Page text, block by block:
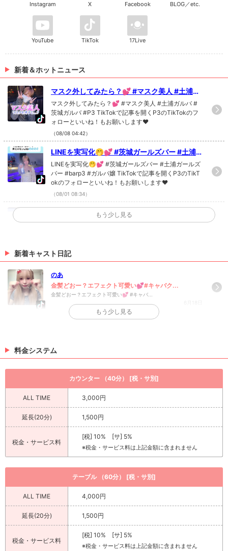
Instagram X Facebook BLOG／etc.
YouTube TikTok 17Live
新着＆ホットニュース
マスク外してみたら？💕 #マスク美人 #土浦ガ
ルバ #茨城ガルバ #P3
マスク外してみたら？💕 #マスク美人 #土浦ガルバ #
茨城ガルバ #P3 TikTokで記事を開くP3のTikTokのフ
ォローといいね！もお願いします❤
（08/08 04:42）
LINEを実写化🤭💕 #茨城ガールズバー #土浦
ガールズバー #barp3 #ガルバ嬢
LINEを実写化🤭💕 #茨城ガールズバー #土浦ガールズ
バー #barp3 #ガルバ嬢 TikTokで記事を開くP3のTikT
okのフォローといいね！もお願いします❤
（08/01 08:34）
最後に本音が...😅 #茨城ガールズバー #土浦ガ
ールズバー #barp3 #ガルバ嬢
最後に本音が...😅 #茨城ガールズバー #土浦ガールズバ
（07/28 20:57）
何回もすいません🐱💕 #茨城ガールズバー #土
浦ガールズバー #barp3 #ガルバ嬢
何回もすいません🐱💕 #茨城ガールズバー #土浦ガー
ルズバー #barp3 #ガルバ嬢 TikTokで記事を開くP3の
TikTokのフォローといいね！もお願いします❤
（07/25 20:55）
もう少し見る
新着キャスト日記
のあ
金髪どおー？エフェクト可愛い💕#キャバク...
金髪どおー？エフェクト可愛い💕 #キャバ...
もう少し見る
料金システム
カウンター （40分） [税・サ別]
ALL TIME 3,000円
延長(20分) 1,500円
税金・サービス料
[税] 10% [サ] 5%
※税金・サービス料は上記金額に含まれません
テーブル （60分） [税・サ別]
ALL TIME 4,000円
延長(20分) 1,500円
税金・サービス料
[税] 10% [サ] 5%
※税金・サービス料は上記金額に含まれません